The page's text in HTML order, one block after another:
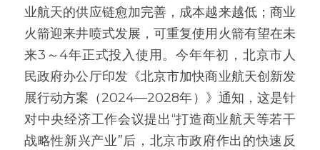
业航天的供应链愈加完善，成本越来越低；商业
火箭迎来井喷式发展，可重复使用火箭有望在未
来3～4年正式投入使用。今年年初，北京市人
民政府办公厅印发《北京市加快商业航天创新发
展行动方案（2024—2028年）》通知，这是针
对中央经济工作会议提出“打造商业航天等若干
战略性新兴产业”后，北京市政府作出的快速反